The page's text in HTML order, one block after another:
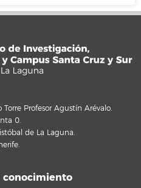
Profesor Agustín Arévalo.
0.
de La Laguna.
conocimiento